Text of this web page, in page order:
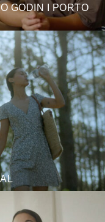
GODIN I PORTO